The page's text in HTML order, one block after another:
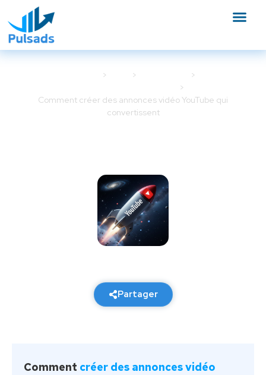
Comment créer des annonces vidéo YouTube qui
convertissent
Partager
Comment créer des annonces vidéo